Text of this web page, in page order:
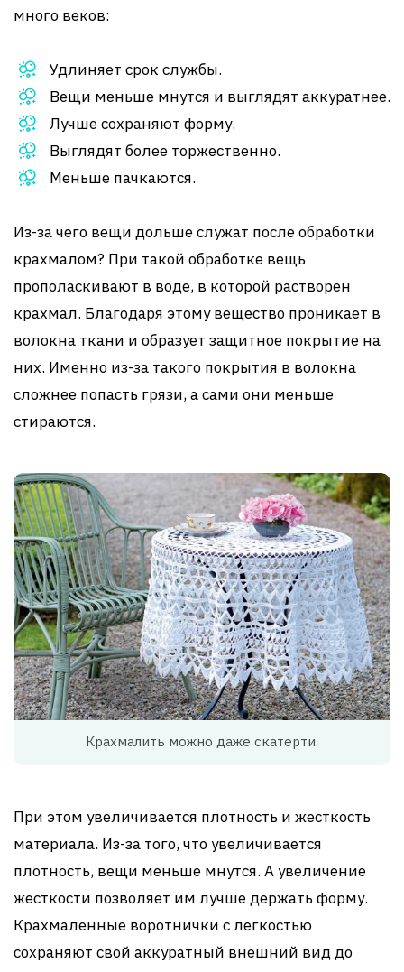
много веков:
Удлиняет срок службы.
Вещи меньше мнутся и выглядят аккуратнее.
Лучше сохраняют форму.
Выглядят более торжественно.
Меньше пачкаются.
Из-за чего вещи дольше служат после обработки
крахмалом? При такой обработке вещь
прополаскивают в воде, в которой растворен
крахмал. Благодаря этому вещество проникает в
волокна ткани и образует защитное покрытие на
них. Именно из-за такого покрытия в волокна
сложнее попасть грязи, а сами они меньше
стираются.
Крахмалить можно даже скатерти.
При этом увеличивается плотность и жесткость
материала. Из-за того, что увеличивается
плотность, вещи меньше мнутся. А увеличение
жесткости позволяет им лучше держать форму.
Крахмаленные воротнички с легкостью
сохраняют свой аккуратный внешний вид до